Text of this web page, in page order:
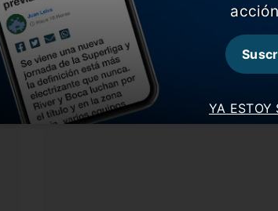
En esta nota:
#Dybala #Fichajes
Comentarios
Dejá tu opinión acá! YA ESTOY